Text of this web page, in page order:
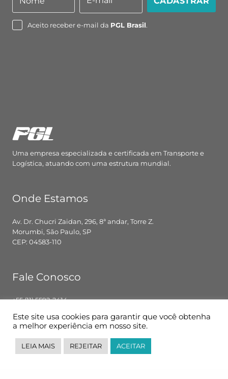
Nome
mail
Aceito receber e-mail da PGL Brasil.
Uma empresa especializada e certificada em Transporte e
Logística, atuando com uma estrutura mundial.
Onde Estamos
Av. Dr. Chucri Zaidan, 296, 8ª andar, Torre Z.
Morumbi, São Paulo, SP
CEP: 04583-110
Fale Conosco
+55 (11) 5592-2414
Segunda – Sexta: 8h00 – 18h00
Siga-nos
Este site usa cookies para garantir que você obtenha
a melhor experiência em nosso site.
LEIA MAIS REJEITAR ACEITAR